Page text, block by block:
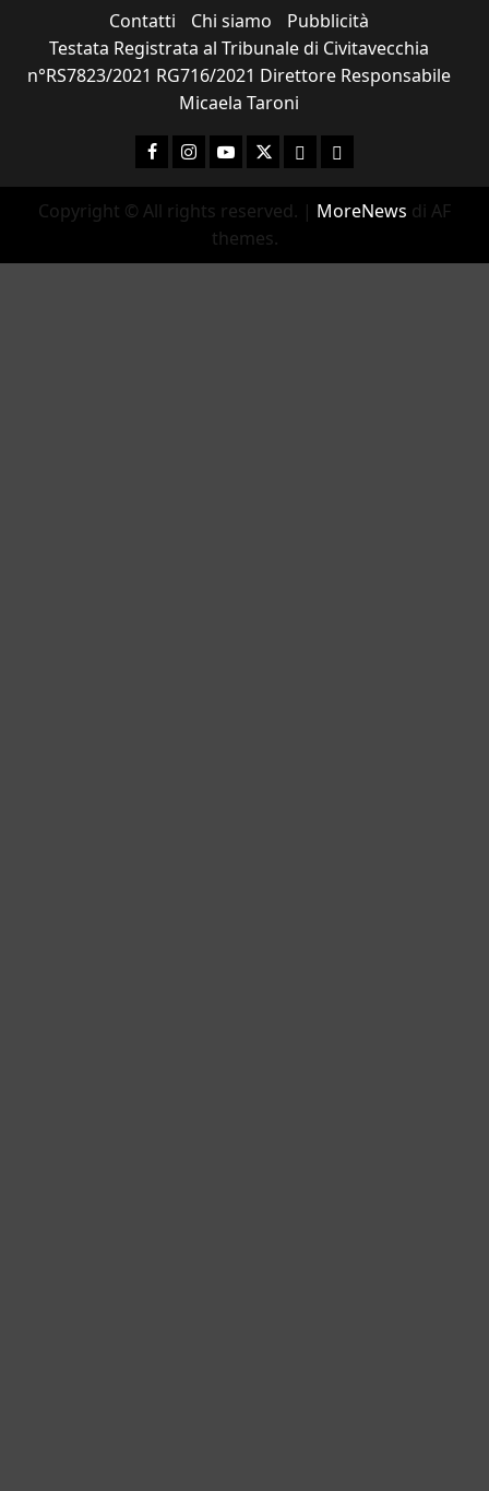
Contatti Chi siamo
Pubblicità
Testata Registrata al Tribunale di Civitavecchia
n°RS7823/2021 RG716/2021 Direttore Responsabile
Micaela Taroni
Facebook
Instagram
YouTubeTwitterEmailEnte Parco
Copyright © All rights reserved. | MoreNews di AF
themes.